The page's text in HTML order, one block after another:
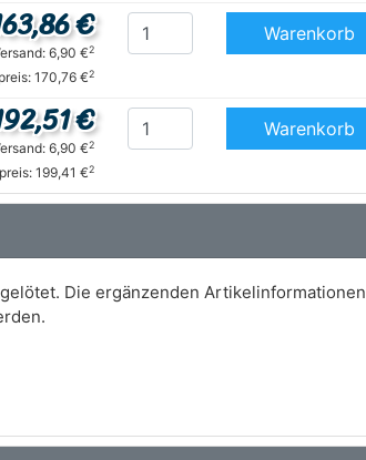
€
6,90 €2
170,76 €2
Warenkorb
€
6,90 €2
199,41 €2
Warenkorb
Die ergänzenden Artikelinformationen